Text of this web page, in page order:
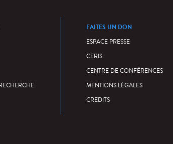
FAITES UN DON
ESPACE PRESSE
CERIS
CENTRE DE CONFÉRENCES
MENTIONS LÉGALES
CREDITS